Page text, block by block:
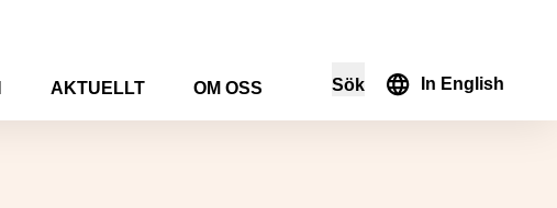
AKTUELLT OM OSS Sök In English